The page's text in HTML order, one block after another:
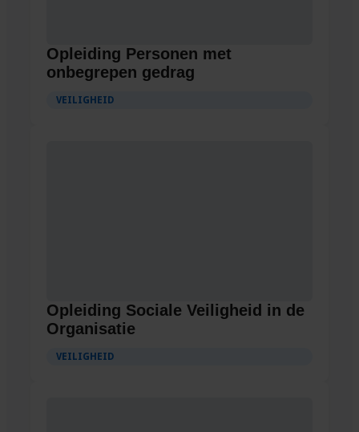
Opleiding Personen met
onbegrepen gedrag
VEILIGHEID
Opleiding Sociale Veiligheid in de
Organisatie
VEILIGHEID